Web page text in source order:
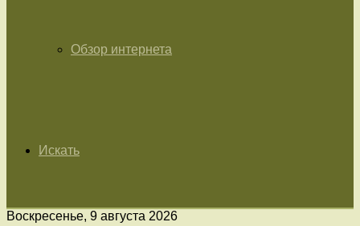
Обзор интернета
Искать
Воскресенье, 9 августа 2026